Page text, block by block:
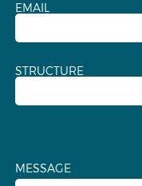
EMAIL
STRUCTURE
MESSAGE